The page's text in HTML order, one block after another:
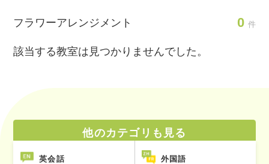
フラワーアレンジメント 0 件
該当する教室は見つかりませんでした。
他のカテゴリも見る
英会話 外国語